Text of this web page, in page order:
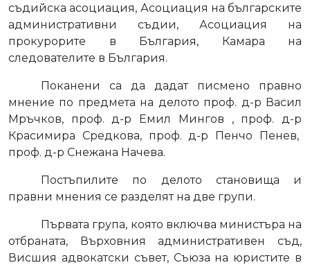
съдийска асоциация, Асоциация на българските
административни съдии, Асоциация на
прокурорите в България, Камара на
следователите в България.
Поканени са да дадат писмено правно
мнение по предмета на делото проф. д-р Васил
Мръчков, проф. д-р Емил Мингов , проф. д-р
Красимира Средкова, проф. д-р Пенчо Пенев,
проф. д-р Снежана Начева.
Постъпилите по делото становища и
правни мнения се разделят на две групи.
Първата група, която включва министъра на
отбраната, Върховния административен съд,
Висшия адвокатски съвет, Съюза на юристите в